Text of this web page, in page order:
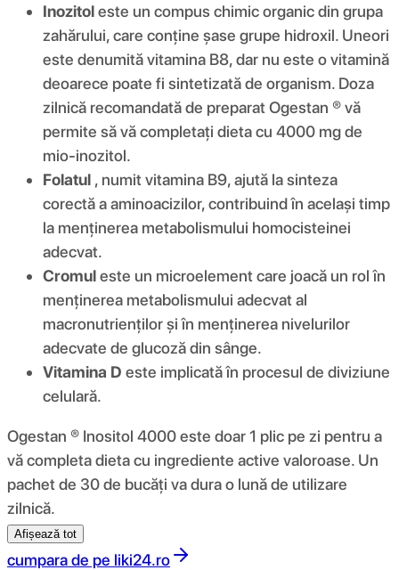
Inozitoleste un compus chimic organic din grupa
zahărului, care conține șase grupe hidroxil. Uneori
este denumită vitamina B8, dar nu este o vitamină
deoarece poate fi sintetizată de organism. Doza
zilnică recomandată de preparat Ogestan ® vă
permite să vă completați dieta cu 4000 mg de
mio-inozitol.
Folatul , numit vitamina B9, ajută la sinteza
corectă a aminoacizilor, contribuind în același timp
la menținerea metabolismului homocisteinei
adecvat.
Cromuleste un microelement care joacă un rol în
menținerea metabolismului adecvat al
macronutrienților și în menținerea nivelurilor
adecvate de glucoză din sânge.
Vitamina D este implicată în procesul de diviziune
celulară.
Ogestan ® Inositol 4000 este doar 1 plic pe zi pentru a
vă completa dieta cu ingrediente active valoroase. Un
pachet de 30 de bucăți va dura o lună de utilizare
zilnică.
Afișează tot
cumpara de pe liki24.ro